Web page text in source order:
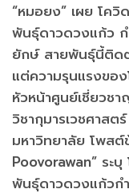
“หมอยง” เผย โควิ
พันธุ์ดาวดวงแก้ว
ยักษ์ สายพันธุ์นี้ติด
แต่ความรุนแรงขอ
หัวหน้าศูนย์เชี่ยวช
วิชากุมารเวชศาส
มหาวิทยาลัย โพส
Poovorawan” ระ
พันธุ์ดาวดวงแก้วกำ